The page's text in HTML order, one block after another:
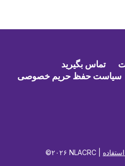
تماس بگیرید
سیاست حفظ حریم خصوصی